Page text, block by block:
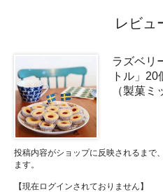
レビュ
ラズベリ
トル」20
（製菓
投稿内容がショップに反映されるまで
ます。
【現在ログインされておりません】